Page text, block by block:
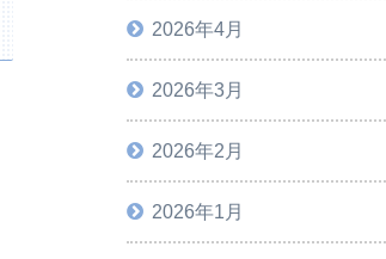
2026年4月
2026年3月
2026年2月
2026年1月